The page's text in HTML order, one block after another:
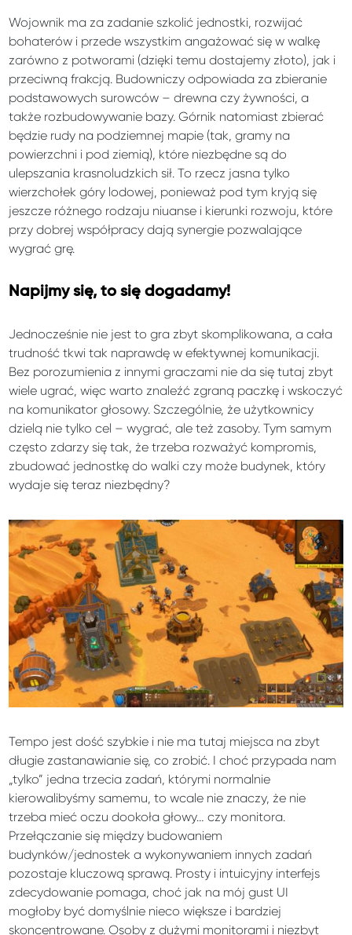
Wojownik ma za zadanie szkolić jednostki, rozwijać
bohaterów i przede wszystkim angażować się w walkę
zarówno z potworami (dzięki temu dostajemy złoto), jak i
przeciwną frakcją. Budowniczy odpowiada za zbieranie
podstawowych surowców – drewna czy żywności, a
także rozbudowywanie bazy. Górnik natomiast zbierać
będzie rudy na podziemnej mapie (tak, gramy na
powierzchni i pod ziemią), które niezbędne są do
ulepszania krasnoludzkich sił. To rzecz jasna tylko
wierzchołek góry lodowej, ponieważ pod tym kryją się
jeszcze różnego rodzaju niuanse i kierunki rozwoju, które
przy dobrej współpracy dają synergie pozwalające
wygrać grę.
Napijmy się, to się dogadamy!
Jednocześnie nie jest to gra zbyt skomplikowana, a cała
trudność tkwi tak naprawdę w efektywnej komunikacji.
Bez porozumienia z innymi graczami nie da się tutaj zbyt
wiele ugrać, więc warto znaleźć zgraną paczkę i wskoczyć
na komunikator głosowy. Szczególnie, że użytkownicy
dzielą nie tylko cel – wygrać, ale też zasoby. Tym samym
często zdarzy się tak, że trzeba rozważyć kompromis,
zbudować jednostkę do walki czy może budynek, który
wydaje się teraz niezbędny?
Tempo jest dość szybkie i nie ma tutaj miejsca na zbyt
długie zastanawianie się, co zrobić. I choć przypada nam
„tylko” jedna trzecia zadań, którymi normalnie
kierowalibyśmy samemu, to wcale nie znaczy, że nie
trzeba mieć oczu dookoła głowy… czy monitora.
Przełączanie się między budowaniem
budynków/jednostek a wykonywaniem innych zadań
pozostaje kluczową sprawą. Prosty i intuicyjny interfejs
zdecydowanie pomaga, choć jak na mój gust UI
mogłoby być domyślnie nieco większe i bardziej
skoncentrowane. Osoby z dużymi monitorami i niezbyt